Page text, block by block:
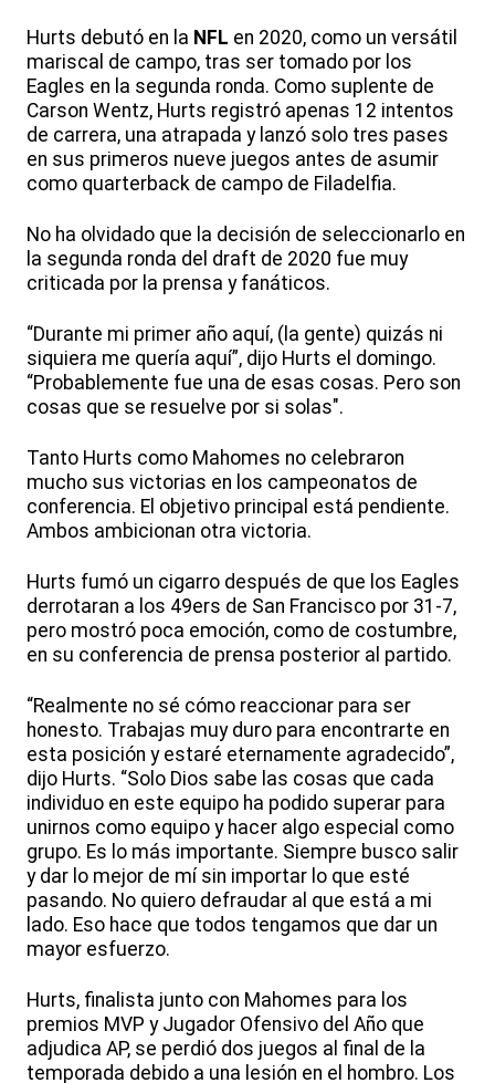
Hurts debutó en la NFL en 2020, como un versátil
mariscal de campo, tras ser tomado por los
Eagles en la segunda ronda. Como suplente de
Carson Wentz, Hurts registró apenas 12 intentos
de carrera, una atrapada y lanzó solo tres pases
en sus primeros nueve juegos antes de asumir
como quarterback de campo de Filadelfia.
No ha olvidado que la decisión de seleccionarlo en
la segunda ronda del draft de 2020 fue muy
criticada por la prensa y fanáticos.
“Durante mi primer año aquí, (la gente) quizás ni
siquiera me quería aquí”, dijo Hurts el domingo.
“Probablemente fue una de esas cosas. Pero son
cosas que se resuelve por si solas".
Tanto Hurts como Mahomes no celebraron
mucho sus victorias en los campeonatos de
conferencia. El objetivo principal está pendiente.
Ambos ambicionan otra victoria.
Hurts fumó un cigarro después de que los Eagles
derrotaran a los 49ers de San Francisco por 31-7,
pero mostró poca emoción, como de costumbre,
en su conferencia de prensa posterior al partido.
“Realmente no sé cómo reaccionar para ser
honesto. Trabajas muy duro para encontrarte en
esta posición y estaré eternamente agradecido”,
dijo Hurts. “Solo Dios sabe las cosas que cada
individuo en este equipo ha podido superar para
unirnos como equipo y hacer algo especial como
grupo. Es lo más importante. Siempre busco salir
y dar lo mejor de mí sin importar lo que esté
pasando. No quiero defraudar al que está a mi
lado. Eso hace que todos tengamos que dar un
mayor esfuerzo.
Hurts, finalista junto con Mahomes para los
premios MVP y Jugador Ofensivo del Año que
adjudica AP, se perdió dos juegos al final de la
temporada debido a una lesión en el hombro. Los